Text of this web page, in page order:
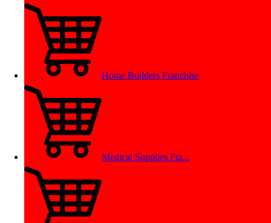
Home Builders Franchise
Medical Supplies Fra...